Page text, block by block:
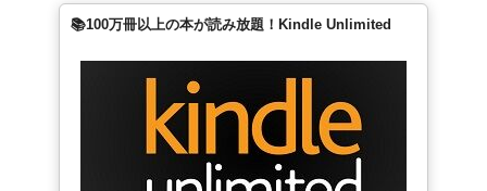
📚100万冊以上の本が読み放題！Kindle Unlimited